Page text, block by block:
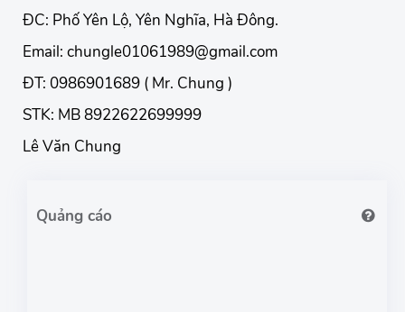
ĐC: Phố Yên Lộ, Yên Nghĩa, Hà Đông.
Email: chungle01061989@gmail.com
ĐT: 0986901689 ( Mr. Chung )
STK: MB 8922622699999
Lê Văn Chung